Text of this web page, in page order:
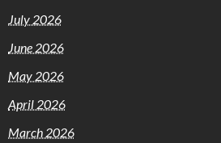
July 2026
June 2026
May 2026
April 2026
March 2026